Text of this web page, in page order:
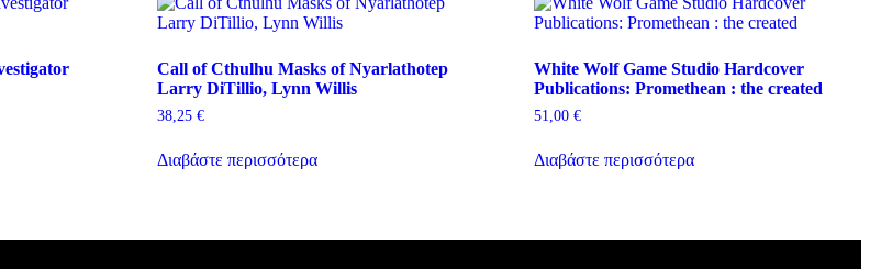
Call of Cthulhu Masks of Nyarlathotep
Larry DiTillio, Lynn Willis
38,25 €
Διαβάστε περισσότερα
White Wolf Game Studio Hardcover
Publications: Promethean : the created
51,00 €
Διαβάστε περισσότερα